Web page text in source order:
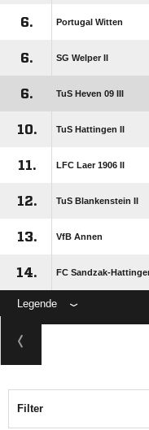
6. Portugal Witten
6. SG Welper II
6. TuS Heven 09 III
10. TuS Hattingen II
11. LFC Laer 1906 II
12. TuS Blankenstein II
13. VfB Annen
14. FC Sandzak-
Legende
Filter